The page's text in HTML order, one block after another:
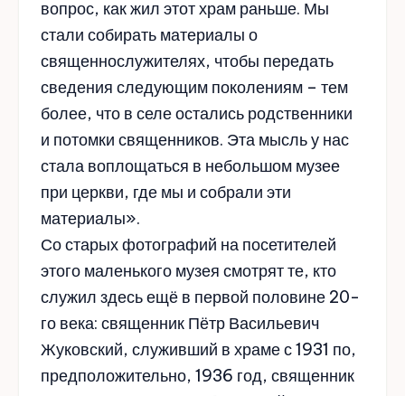
вопрос, как жил этот храм раньше. Мы
стали собирать материалы о
священнослужителях, чтобы передать
сведения следующим поколениям – тем
более, что в селе остались родственники
и потомки священников. Эта мысль у нас
стала воплощаться в небольшом музее
при церкви, где мы и собрали эти
материалы».
Со старых фотографий на посетителей
этого маленького музея смотрят те, кто
служил здесь ещё в первой половине 20-
го века: священник Пётр Васильевич
Жуковский, служивший в храме с 1931 по,
предположительно, 1936 год, священник